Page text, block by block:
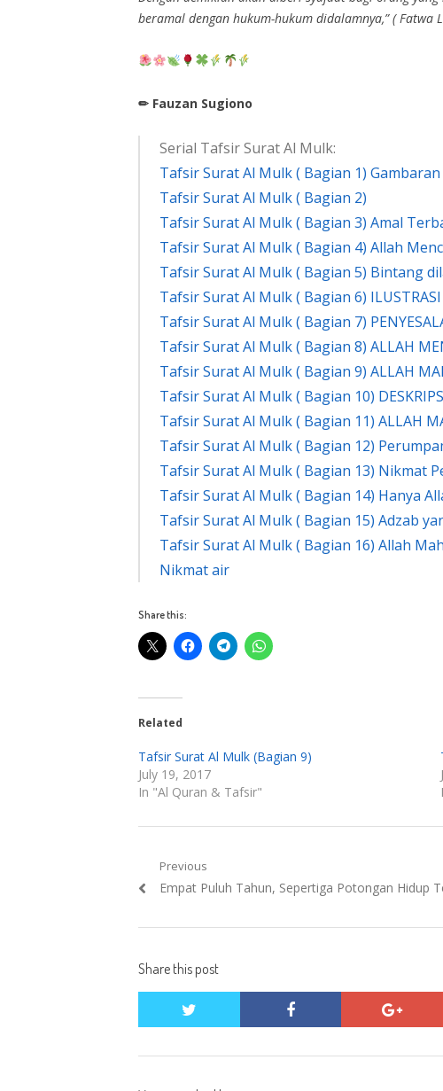
beramal dengan hukum-hukum didalamnya,” ( Fatwa
✏ Fauzan Sugiono
Serial Tafsir Surat Al Mulk:
Tafsir Surat Al Mulk ( Bagian 1)
Tafsir Surat Al Mulk ( Bagian 2)
Tafsir Surat Al Mulk ( Bagian 3) Amal
Tafsir Surat Al Mulk ( Bagian 4) Allah
Tafsir Surat Al Mulk ( Bagian 5) Bintang
Tafsir Surat Al Mulk ( Bagian 6) ILUSTRASI
Tafsir Surat Al Mulk ( Bagian 7)
Tafsir Surat Al Mulk ( Bagian 8) ALLAH
Tafsir Surat Al Mulk ( Bagian 9) ALLAH
Tafsir Surat Al Mulk ( Bagian 10)
Tafsir Surat Al Mulk ( Bagian 11) ALLAH
Tafsir Surat Al Mulk ( Bagian 12)
Tafsir Surat Al Mulk ( Bagian 13) Nikmat
Tafsir Surat Al Mulk ( Bagian 14) Hanya
Tafsir Surat Al Mulk ( Bagian 15) Adzab
Tafsir Surat Al Mulk ( Bagian 16) Allah
Nikmat air
Share this:
Related
Tafsir Surat Al Mulk (Bagian 9)
July 19, 2017
In "Al Quran & Tafsir"
Post
navigation
Previous
Previous
Empat Puluh Tahun, Sepertiga Potongan Hidup
Share this post
twitter facebook